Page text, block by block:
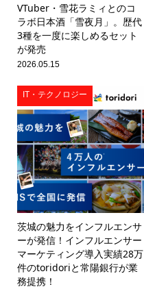
VTuber・雪花ラミィとのコ
ラボ日本酒「雪夜月」。歴代
3種を一度に楽しめるセット
が発売
2026.05.15
IT・テクノロジー
茨城の魅力をインフルエンサ
ーが発信！インフルエンサー
マーケティング導入実績28万
件のtoridoriと常陽銀行が業
務提携！